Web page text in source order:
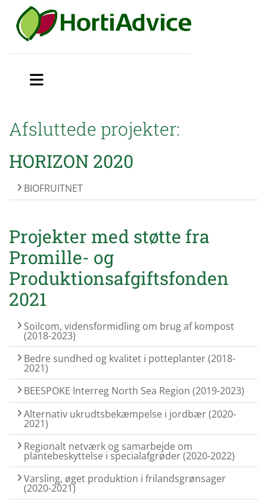
Afsluttede projekter:
HORIZON 2020
BIOFRUITNET
Projekter med støtte fra
Promille- og
Produktionsafgiftsfonden
2021
Soilcom, vidensformidling om brug af kompost
(2018-2023)
Bedre sundhed og kvalitet i potteplanter (2018-
2021)
BEESPOKE Interreg North Sea Region (2019-2023)
Alternativ ukrudtsbekæmpelse i jordbær (2020-
2021)
Regionalt netværk og samarbejde om
plantebeskyttelse i specialafgrøder (2020-2022)
Varsling, øget produktion i frilandsgrønsager
(2020-2021)